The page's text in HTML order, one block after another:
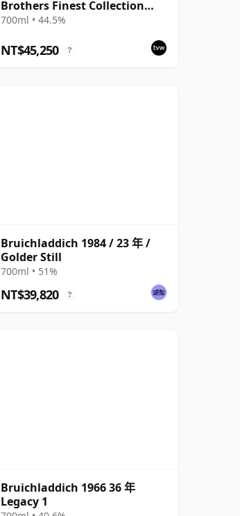
Brothers Finest Collection
2001 Bottling with Box
700ml • 44.5%
NT$45,250 ?
Bruichladdich 1984 / 23 年 /
Golder Still
700ml • 51%
NT$39,820 ?
Bruichladdich 1966 36 年
Legacy 1